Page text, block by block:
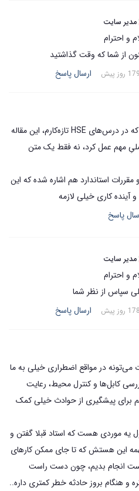
مدیر سایت
و احترام
از شما که وقت گذاشتید
ارسال پاسخ
برای کسی مثل من که در درس‌های HSE تازه‌کارم، این مقاله
مهم عمل کرد، نه فقط یک متن
استاندارد هم اشاره شده که این
آینده کاری خیلی لازمه
پاسخ
مدیر سایت
و احترام
سپاس از نظر شما
ارسال پاسخ
می‌تونه در مواقع اضطراری خیلی به ما
کابل‌ها و کنترل محیط، رعایت
برای پیشگیری از حوادث خیلی کمک
یه موردی هست که استاد قبلا گفتن و
این هستش که تا جای ممکن کارهای
انجام بدیم، چون دست راست
و هنگام بروز حادثه خطر کمتری داره..